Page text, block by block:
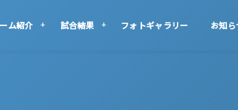
ム紹介 試合結果 フォトギャラリー お知ら